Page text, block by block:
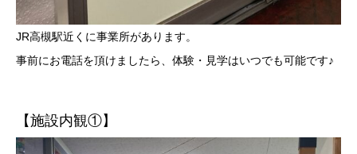
JR高槻駅近くに事業所があります。
事前にお電話を頂けましたら、体験・見学はいつでも可能です♪
【施設内観①】